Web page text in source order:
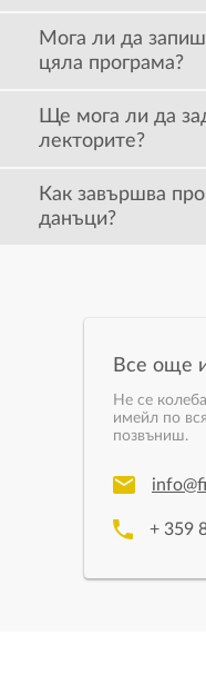
Мога ли да
цяла програма?
Ще мога ли да
лекторите?
Как завършва
данъци?
Все още
Не се
имейл по
позвъниш.
+ 359